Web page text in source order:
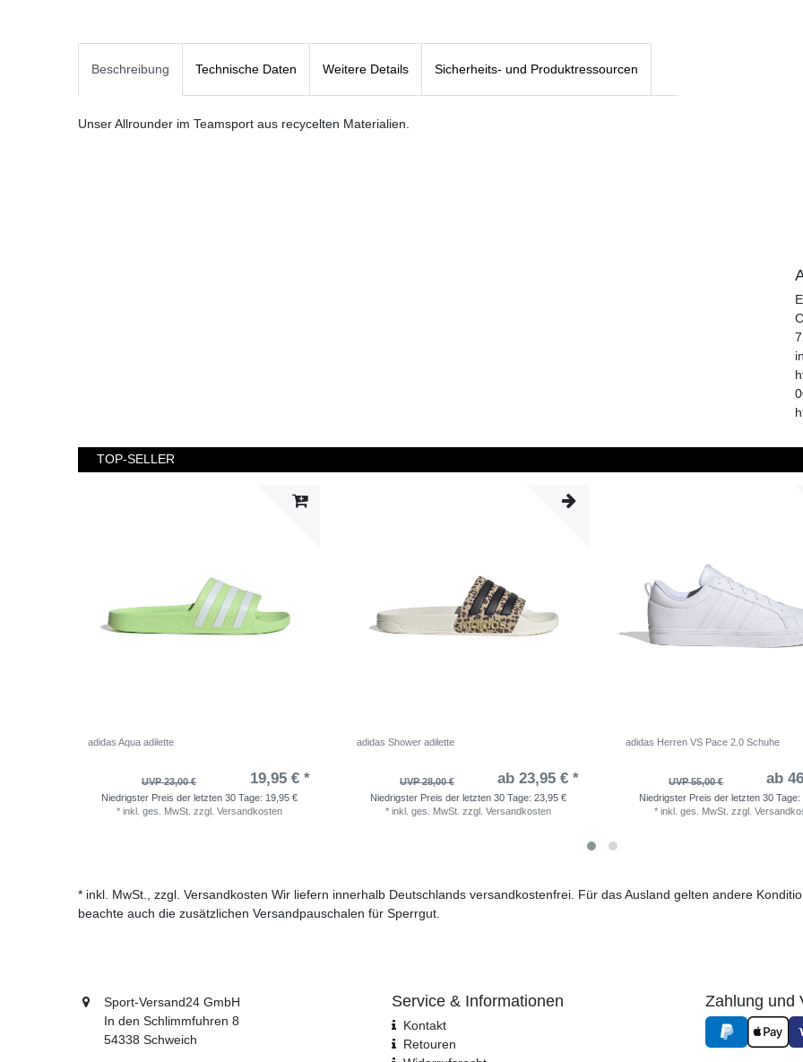
Beschreibung Technische Daten Weitere Details Sicherheits- und Produktressourcen
Unser Allrounder im Teamsport aus recycelten Materialien.
TOP-SELLER
adidas Aqua adilette
UVP 23,00 € 19,95 € *
Niedrigster Preis der letzten 30 Tage: 19,95 €
* inkl. ges. MwSt. zzgl. Versandkosten
adidas Shower adilette
UVP 28,00 € ab 23,95 € *
Niedrigster Preis der letzten 30 Tage: 23,95 €
* inkl. ges. MwSt. zzgl. Versandkosten
adidas Herren VS Pace 2.0 Schuhe
UVP 55,00 € ab
Niedrigster Preis der letzten 30 Tage:
* inkl. ges. MwSt. zzgl.
* inkl. MwSt., zzgl. Versandkosten Wir liefern innerhalb Deutschlands versandkostenfrei. Für das Ausland gelten andere
beachte auch die zusätzlichen Versandpauschalen für Sperrgut.
Sport-Versand24 GmbH
In den Schlimmfuhren 8
54338 Schweich
Service & Informationen
Kontakt
Retouren
Zahlung und